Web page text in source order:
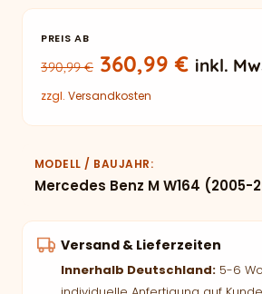
PREIS AB
390,99€ Ursprünglicher
360,99€ inkl.
zzgl. Versandkosten
MODELL / BAUJAHR
Mercedes Benz M W164 (2005-
Versand & Lieferzeiten
Innerhalb Deutschland: 5-6